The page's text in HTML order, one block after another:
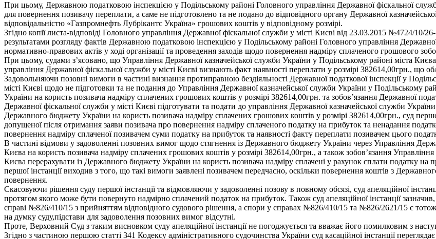
При цьому, Державною податковою інспекцією у Подільському районі Головного управління Державної фіскальної
для повернення позивачу переплати, а саме не підготовлено та не подано до відповідного органу Державної
відповідальністю «Газпромнефть Лубрікантс Україна» грошових коштів у відповідному розмірі.
Згідно копії листа-відповіді Головного управління Державної фіскальної служби у місті Києві від 23.03.2015 №4724/
результатами розгляду фактів Державною податковою інспекцією у Подільському районі Головного управління
нормативно-правових актів у ході організації та проведення заходів щодо повернення надміру сплаченого грошового
При цьому, судами з’ясовано, що Управління Державної казначейської служби України у Подільському районі міста
управління Державної фіскальної служби у місті Києві визнають факт наявності переплати у розмірі 382614,00грн., що
Задовольняючи позовні вимоги в частині визнання протиправною бездіяльності Державної податкової інспекції у
місті Києві щодо не підготовки та не подання до Управління Державної казначейської служби України у Подільському
України на користь позивача надміру сплачених грошових коштів у розмірі 382614,00грн. та зобов’язання Державної
Державної фіскальної служби у місті Києві підготувати та подати до управління Державної казначейської служби
Державного бюджету України на користь позивача надміру сплачених грошових коштів у розмірі 382614,00грн., суд
допущеної після отримання заяви позивача про повернення надміру сплаченого податку на прибуток та ненадання
повернення надміру сплаченої позивачем суми податку на прибуток та наявності факту переплати позивачем цього
В частині відмови у задоволенні позовних вимог щодо стягнення із Державного бюджету України через Управління
Києва на користь позивача надміру сплачених грошових коштів у розмірі 382614,00грн., а також зобов’язання
Києва перерахувати із Державного бюджету України на користь позивача надміру сплачені у рахунок сплати податку на
першої інстанції виходив з того, що такі вимоги заявлені позивачем передчасно, оскільки повернення коштів з
повернення.
Скасовуючи рішення суду першої інстанції та відмовляючи у задоволенні позову в повному обсязі, суд апеляційної
протягом якого може бути повернуто надмірно сплачений податок на прибуток. Також суд апеляційної інстанції
справі №826/410/15 з прийняттям відповідного судового рішення, а спори у справах №826/410/15 та №826/2621/15 є
на думку суду,підстави для задоволення позовних вимог відсутні.
Проте, Верховний Суд з таким висновком суду апеляційної інстанції не погоджується та вважає його помилковим з
Згідно з частиною першою статті 341 Кодексу адміністративного судочинства України суд касаційної інстанції